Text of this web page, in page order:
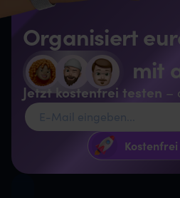
Organisiert
mit
Jetzt kostenfrei testen –